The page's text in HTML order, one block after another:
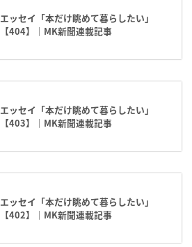
エッセイ「本だけ眺めて暮らしたい」
【404】｜MK新聞連載記事
エッセイ「本だけ眺めて暮らしたい」
【403】｜MK新聞連載記事
エッセイ「本だけ眺めて暮らしたい」
【402】｜MK新聞連載記事